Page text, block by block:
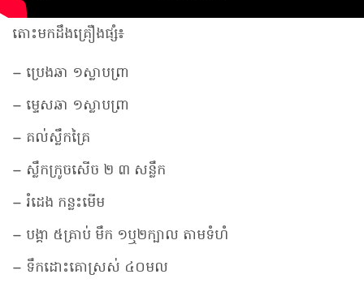
តោះមកដឹងគ្រឿងផ្សំ៖
– ប្រេងឆា​ ១ស្លាបព្រា
– ម្ទេសឆា ១ស្លាបព្រា
– គល់ស្លឹកគ្រៃ
– ស្លឹកក្រូចសើច ២​ ៣ សន្លឹក
– រំដេង កន្លះមើម
– បង្គា ៥គ្រាប់ មឹក ១ឬ២ក្បាល តាមទំហំ
– ទឹកដោះគោស្រស់ ៤០មល